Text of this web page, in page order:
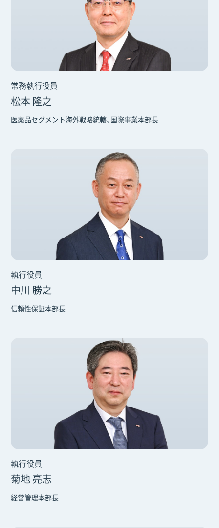
常務執行役員
松本 隆之
医薬品セグメント海外戦略統轄、国際事業本部長
執行役員
中川 勝之
信頼性保証本部長
執行役員
菊地 亮志
経営管理本部長